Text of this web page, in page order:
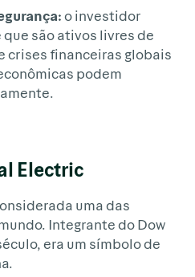
o investidor
são ativos livres de
crises financeiras globais
podem
Electric
uma das
Integrante do Dow
era um símbolo de